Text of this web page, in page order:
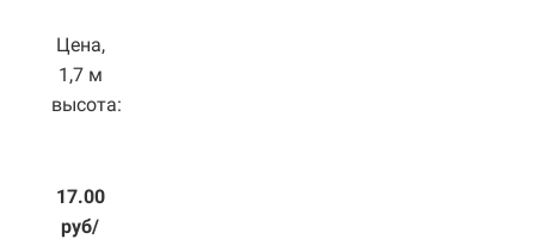
Цена,
1,7 м
высота:
17.00
руб/